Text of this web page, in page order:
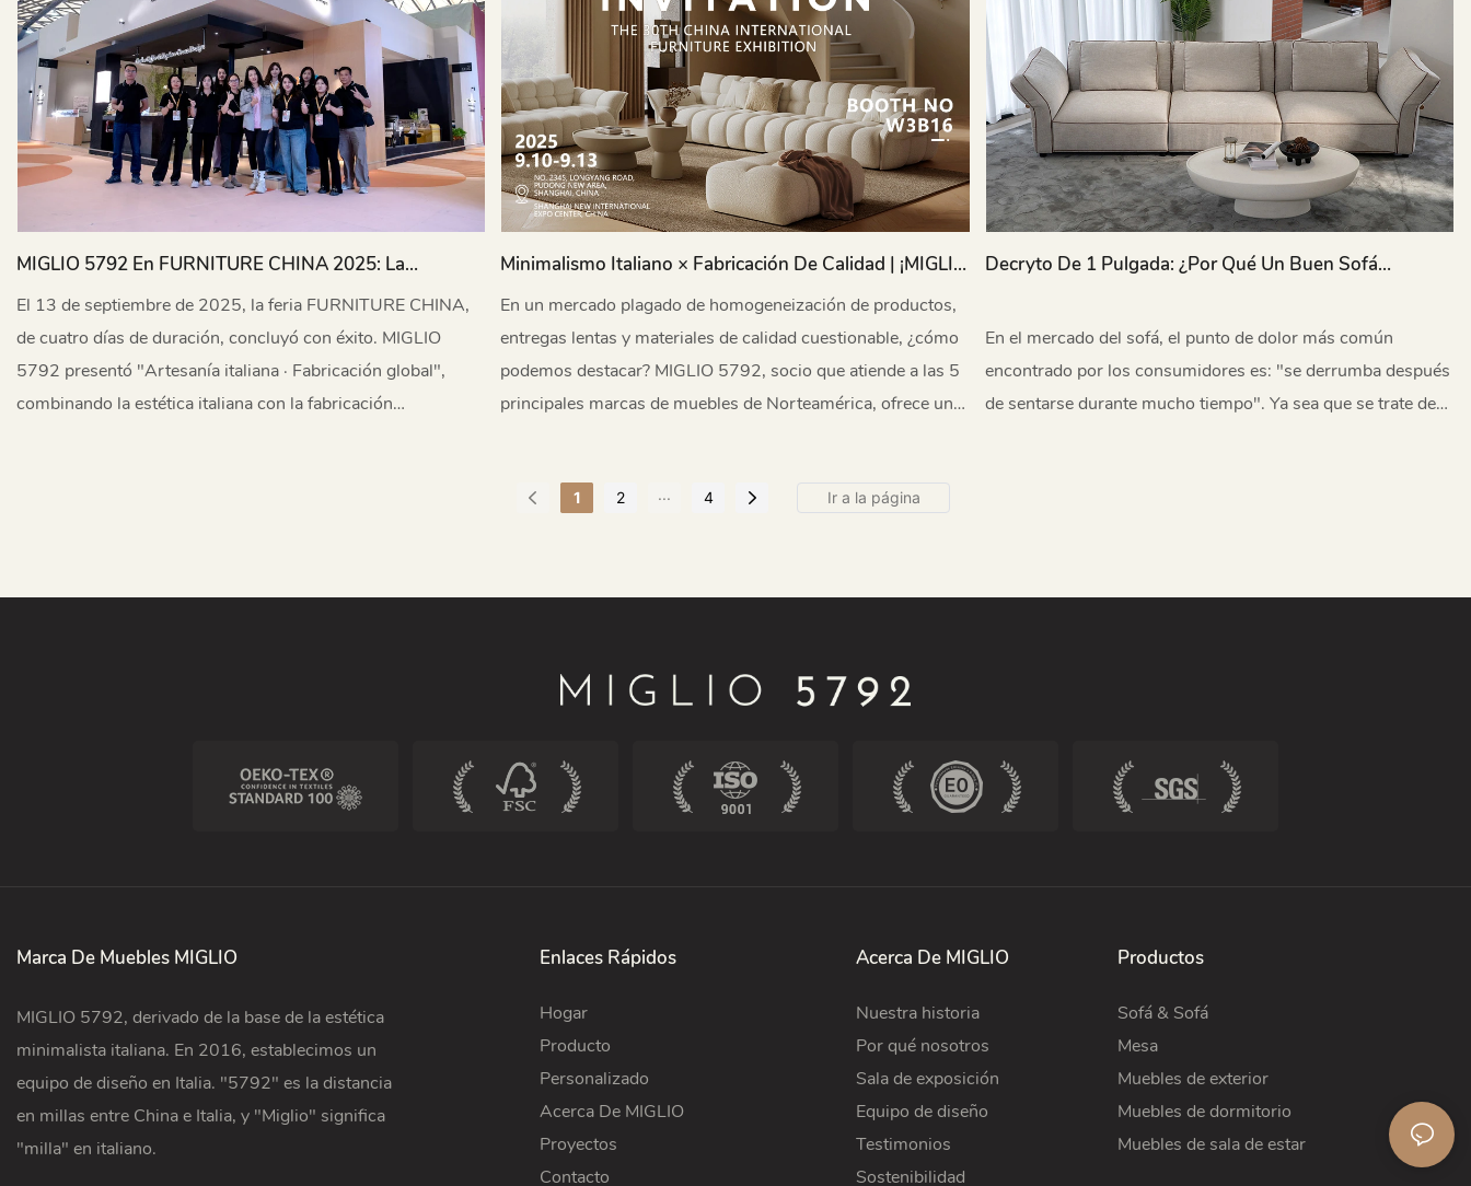
un resumen de nuestros principales eventos en 2026.
MIGLIO 5792 En FURNITURE CHINA 2025: La
Artesanía Ingeniosa Se Une A La Innovación Global
El 13 de septiembre de 2025, la feria FURNITURE CHINA,
de cuatro días de duración, concluyó con éxito. MIGLIO
5792 presentó "Artesanía italiana · Fabricación global",
combinando la estética italiana con la fabricación
Minimalismo Italiano × Fabricación De Calidad | ¡MIGLIO
5792 Te Espera En FURNITURE CHINA Para Crear
Oportunidades De Negocio!
En un mercado plagado de homogeneización de productos,
entregas lentas y materiales de calidad cuestionable, ¿cómo
podemos destacar? MIGLIO 5792, socio que atiende a las 5
principales marcas de muebles de Norteamérica, ofrece una
¡Únase a nosotros del 10 al 13 de septiembre de 2025 en
Decryto De 1 Pulgada: ¿Por Qué Un Buen Sofá
En el mercado del sofá, el punto de dolor más común
encontrado por los consumidores es: "se derrumba después
de sentarse durante mucho tiempo". Ya sea que se trate de
calidad y su diseño estructural científico.
1 2 ... 4
Marca De Muebles MIGLIO
MIGLIO 5792, derivado de la base de la estética
minimalista italiana. En 2016, establecimos un
equipo de diseño en Italia. "5792" es la distancia
en millas entre China e Italia, y "Miglio" significa
"milla" en italiano.
Enlaces Rápidos
Hogar
Producto
Personalizado
Acerca De MIGLIO
Proyectos
Contacto
Acerca De MIGLIO
Nuestra historia
Por qué nosotros
Sala de exposición
Equipo de diseño
Testimonios
Sostenibilidad
Productos
Sofá & Sofá
Mesa
Muebles de exterior
Muebles de dormitorio
Muebles de sala de estar